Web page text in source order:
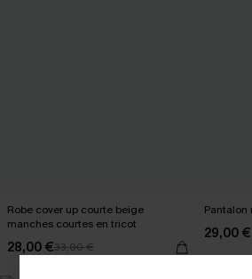
Robe cover up courte beige
manches courtes en tricot
28,00 €33,00 €
Pantalon
29,00 €